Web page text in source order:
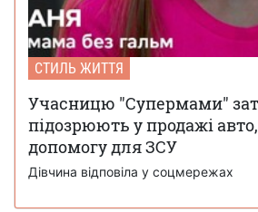
СТИЛЬ ЖИТТЯ
Учасницю "Супермами"
підозрюють у продажі
допомогу для ЗСУ
Дівчина відповіла у соцмережах